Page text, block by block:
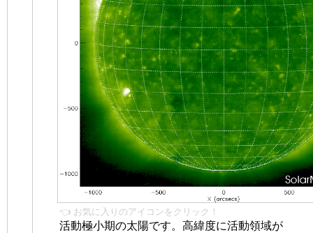
👈 お気に入りのアイコンをクリック！
活動極小期の太陽です。高緯度に活動領域が